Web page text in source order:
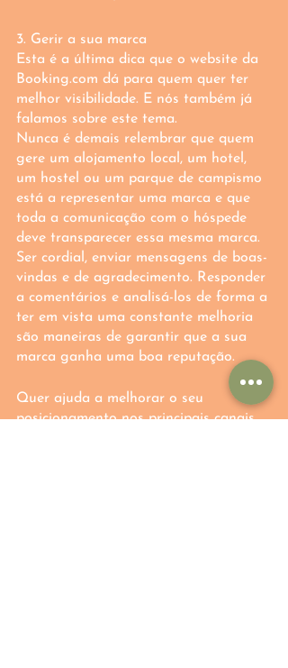
3. Gerir a sua marca
Esta é a última dica que o website da
Booking.com dá para quem quer ter
melhor visibilidade. E nós também já
falamos sobre este tema.
Nunca é demais relembrar que quem
gere um alojamento local, um hotel,
um hostel ou um parque de campismo
está a representar uma marca e que
toda a comunicação com o hóspede
deve transparecer essa mesma marca.
Ser cordial, enviar mensagens de boas-
vindas e de agradecimento. Responder
a comentários e analisá-los de forma a
ter em vista uma constante melhoria
são maneiras de garantir que a sua
marca ganha uma boa reputação.
Quer ajuda a melhorar o seu
posicionamento nos principais canais